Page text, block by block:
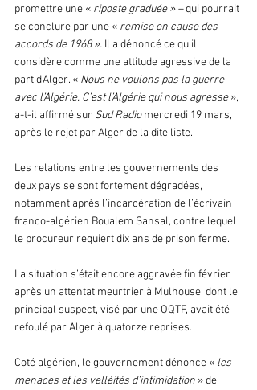
promettre une « riposte graduée » – qui pourrait
se conclure par une « remise en cause des
accords de 1968 ». Il a dénoncé ce qu’il
considère comme une attitude agressive de la
part d’Alger. « Nous ne voulons pas la guerre
avec l’Algérie. C’est l’Algérie qui nous agresse »,
a-t-il affirmé sur Sud Radio mercredi 19 mars,
après le rejet par Alger de la dite liste.
Les relations entre les gouvernements des
deux pays se sont fortement dégradées,
notamment après l’incarcération de l’écrivain
franco-algérien Boualem Sansal, contre lequel
le procureur requiert dix ans de prison ferme.
La situation s’était encore aggravée fin février
après un attentat meurtrier à Mulhouse, dont le
principal suspect, visé par une OQTF, avait été
refoulé par Alger à quatorze reprises.
Coté algérien, le gouvernement dénonce « les
menaces et les velléités d’intimidation » de